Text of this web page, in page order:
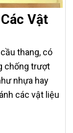
Vật
thang, có
chống trượt
nhựa hay
các vật liệu